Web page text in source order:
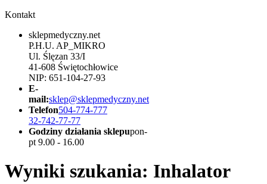
Kontakt
sklepmedyczny.net
P.H.U. AP_MIKRO
Ul. Ślęzan 33/I
41-608 Świętochłowice
NIP: 651-104-27-93
E-
mail:sklep@sklepmedyczny.net
Telefon504-774-777
32-742-77-77
Godziny działania sklepupon-
pt 9.00 - 16.00
Wyniki szukania: Inhalator